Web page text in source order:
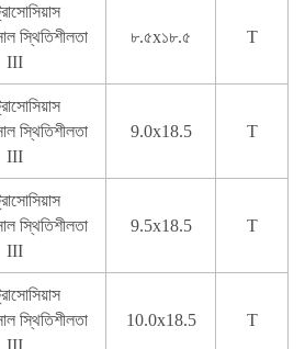
স্থিতিশীলতা
III
৮.৫x১৮.৫ T
স্থিতিশীলতা
III
9.0x18.5 T
স্থিতিশীলতা
III
9.5x18.5 T
স্থিতিশীলতা
III
10.0x18.5 T